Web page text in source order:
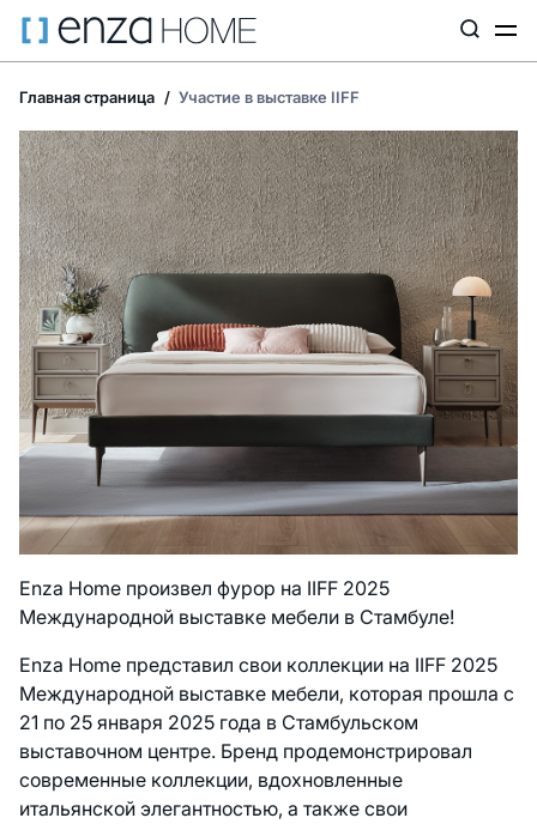
Главная страница Участие в выставке IIFF
Enza Home произвел фурор на IIFF 2025
Международной выставке мебели в Стамбуле!
Enza Home представил свои коллекции на IIFF 2025
Международной выставке мебели, которая прошла с
21 по 25 января 2025 года в Стамбульском
выставочном центре. Бренд продемонстрировал
современные коллекции, вдохновленные
итальянской элегантностью, а также свои